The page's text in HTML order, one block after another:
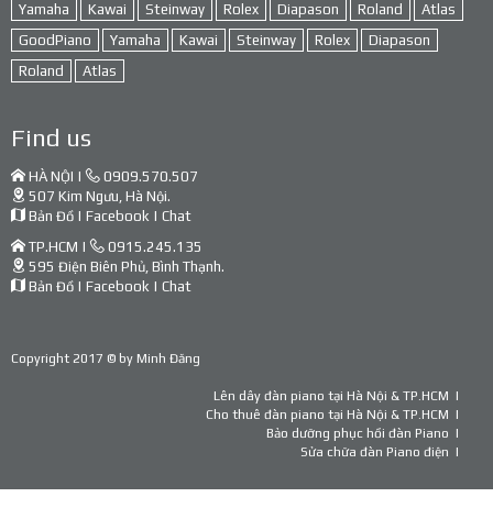
Yamaha Kawai Steinway Rolex Diapason Roland
Atlas
GoodPiano
Yamaha Kawai Steinway Rolex
Diapason
Roland
Atlas
Find us
HÀ NỘI |
0909.570.507
507 Kim Ngưu, Hà Nội.
Bản Đồ | Facebook | Chat
TP.HCM |
0915.245.135
595 Điện Biên Phủ, Bình Thạnh.
Bản Đồ | Facebook | Chat
Copyright 2017 © by Minh Đăng
Lên dây đàn piano tại Hà Nội & TP.HCM
Cho thuê đàn piano tại Hà Nội & TP.HCM
Bảo dưỡng phục hồi đàn Piano
Sửa chữa đàn Piano điện